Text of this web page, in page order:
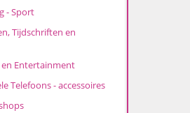
- Sport
Tijdschriften en
en Entertainment
Telefoons - accessoires